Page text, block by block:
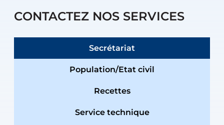
CONTACTEZ NOS SERVICES
Secrétariat
Population/Etat civil
Recettes
Service technique